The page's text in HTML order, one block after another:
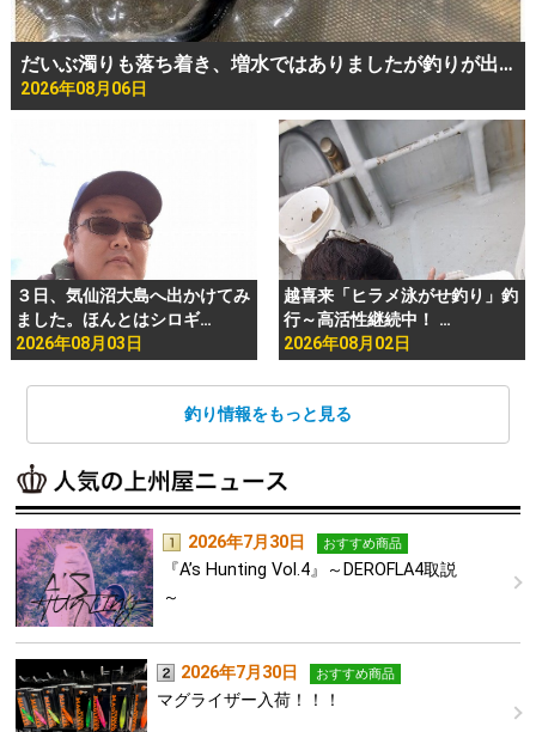
だいぶ濁りも落ち着き、増水ではありましたが釣りが出…
2026年08月06日
３日、気仙沼大島へ出かけてみ
ました。ほんとはシロギ…
2026年08月03日
越喜来「ヒラメ泳がせ釣り」釣
行～高活性継続中！ …
2026年08月02日
釣り情報をもっと見る
2026年7月30日 おすすめ商品
『A’s Hunting Vol.4』～DEROFLA4取説
～
2026年7月30日 おすすめ商品
マグライザー入荷！！！